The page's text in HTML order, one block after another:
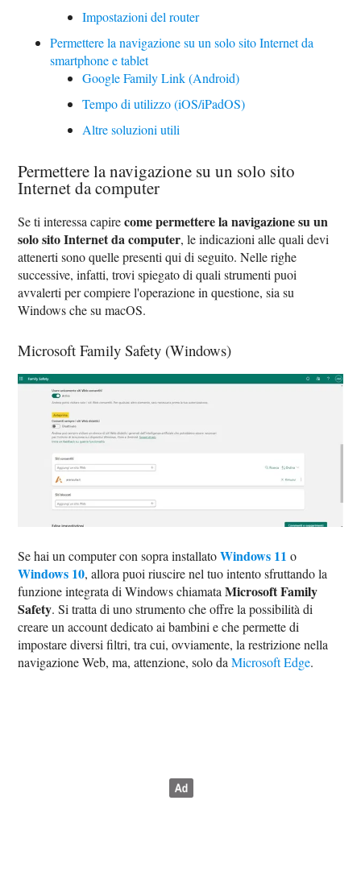
Impostazioni del router
Permettere la navigazione su un solo sito Internet da
smartphone e tablet
Google Family Link (Android)
Tempo di utilizzo (iOS/iPadOS)
Altre soluzioni utili
Permettere la navigazione su un solo sito
Internet da computer
Se ti interessa capirecome permettere la navigazione su un
solo sito Internet da computer, le indicazioni alle quali devi
attenerti sono quelle presenti qui di seguito. Nelle righe
successive, infatti, trovi spiegato di quali strumenti puoi
avvalerti per compiere l'operazione in questione, sia su
Windows che su macOS.
Microsoft Family Safety (Windows)
Se hai un computer con sopra installatoWindows 11 o
Windows 10, allora puoi riuscire nel tuo intento sfruttando la
funzione integrata di Windows chiamataMicrosoft Family
Safety. Si tratta di uno strumento che offre la possibilità di
creare un account dedicato ai bambini e che permette di
impostare diversi filtri, tra cui, ovviamente, la restrizione nella
navigazione Web, ma, attenzione, solo daMicrosoft Edge.